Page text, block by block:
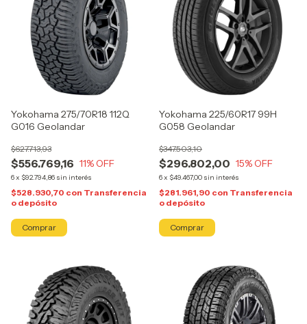
Yokohama 275/70R18 112Q
G016 Geolandar
$556.769,16
$627.713,93
11% OFF
6x $92.794,86 sin interés
$528.930,70 con Transferencia
o depósito
Yokohama 225/60R17 99H
G058 Geolandar
$296.802,00
$347.503,10
15% OFF
6x $49.467,00 sin interés
$281.961,90 con Transferencia
o depósito